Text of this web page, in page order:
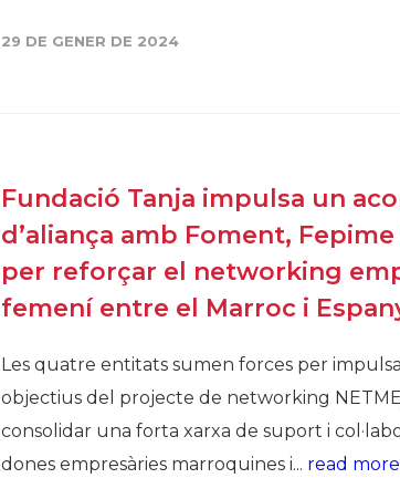
29 DE GENER DE 2024
Fundació Tanja impulsa un
d’aliança amb Foment, Fepime
per reforçar el networking
femení entre el Marroc i
Les quatre entitats sumen forces per
objectius del projecte de networking
consolidar una forta xarxa de suport i
dones empresàries marroquines i... read